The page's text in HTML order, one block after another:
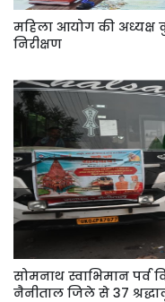
महिला आयोग की अध्यक्ष
निरीक्षण
सोमनाथ स्वाभिमान पर्व
नैनीताल जिले से 37